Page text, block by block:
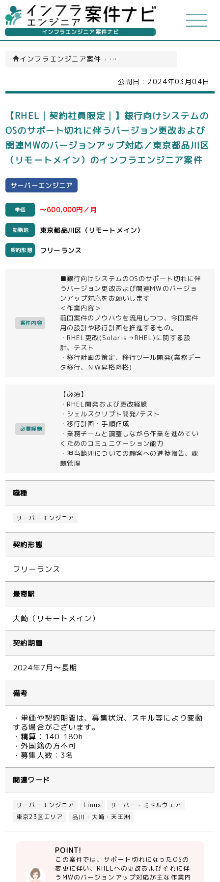
インフラエンジニア案件ナビ
インフラエンジニア案件 › サーバーエンジニア(一覧)
公開日： 2024年03月04日
【RHEL｜契約社員限定｜】銀行向けシステムの
OSのサポート切れに伴うバージョン更改および
関連MWのバージョンアップ対応／東京都品川区
（リモートメイン）のインフラエンジニア案件
サーバーエンジニア
単価 〜600,000円／月
勤務地 東京都品川区（リモートメイン）
契約形態 フリーランス
案件内容
■銀行向けシステムのOSのサポート切れに伴
うバージョン更改および関連MWのバージョ
ンアップ対応をお願いします
＜作業内容＞
前回案件のノウハウを流用しつつ、今回案件
用の設計や移行計画を推進するもの。
・RHEL更改(Solaris→RHEL)に関する設
計、テスト
・移行計画の策定、移行ツール開発(業務デー
タ移行、ＮＷ昇格降格)
必要経験
【必須】
・RHEL開発および更改経験
・シェルスクリプト開発/テスト
・移行計画・手順作成
・業務チームと調整しながら作業を進めてい
くためのコミュニケーション能力
・担当範囲についての顧客への進捗報告、課
題管理
職種
サーバーエンジニア
契約形態
フリーランス
最寄駅
大崎（リモートメイン）
契約期間
2024年7月〜長期
備考
・単価や契約期間は、募集状況、スキル等により変動
する場合がございます。
・精算：140-180h
・外国籍の方不可
・募集人数：3名
関連ワード
サーバーエンジニア Linux
サーバー・ミドルウェア
東京23区エリア
品川・大崎・天王洲
POINT!
この案件では、サポート切れになったOSの
変更に伴い、RHELへの更改およびそれに伴
うMWのバージョンアップ対応が主な作業内